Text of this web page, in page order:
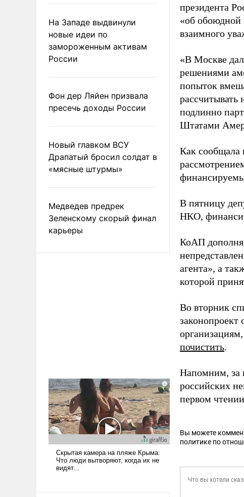
На Западе выдвинули
новые идеи по
замороженным активам
России
Фон дер Ляйен призвала
пресечь доходы России
Новый главком ВСУ
Драпатый бросил солдат в
«мясные штурмы»
Медведев предрек
Зеленскому скорый финал
карьеры
президента
«об обоюдной
взаимного
«В Москве
решениями
попыток
рассчитывать
подлинно
Штатами
Как сообщала
В пятницу
НКО,
КоАП
агента», а
которой
Во вторник
почистить.
Напомним, за
российских
первом чтении
Вы можете
политике по